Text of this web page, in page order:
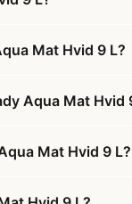
Mat Hvid 9 L?
Aqua Mat Hvid
Mat Hvid 9 L?